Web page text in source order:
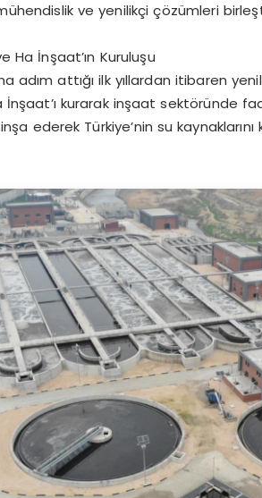
ve yenilikçi çözümleri
Ha İnşaat’ın Kuruluşu
adım attığı ilk yıllardan itibaren
İnşaat’ı kurarak inşaat sektöründe
ederek Türkiye’nin su